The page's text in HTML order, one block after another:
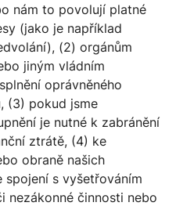
nám to povolují platné
(jako je například
(2) orgánům
jiným vládním
oprávněného
(3) pokud jsme
je nutné k zabránění
ztrátě, (4) ke
obraně našich
spojení s vyšetřováním
nezákonné činnosti nebo